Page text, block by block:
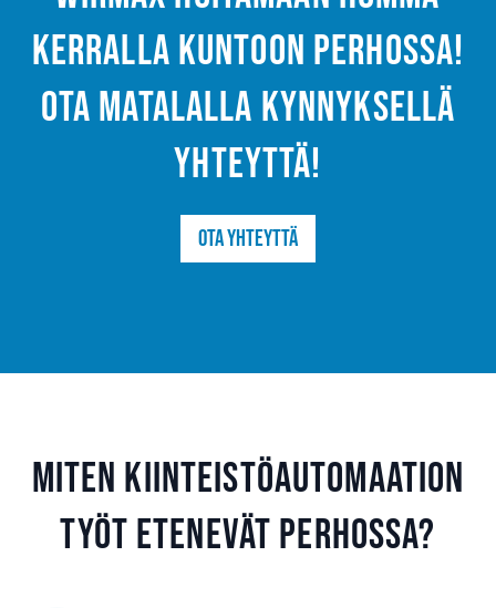
kerralla kuntoon Perhossa!
Ota matalalla kynnyksellä
yhteyttä!
Ota yhteyttä
Miten kiinteistöautomaation
työt etenevät Perhossa?